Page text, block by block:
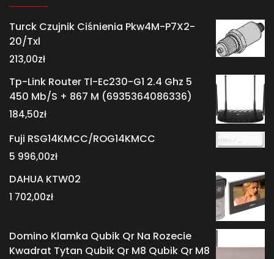
Turck Czujnik Ciśnienia Pkw4M-P7X2-
20/Txl
213,00zł
Tp-Link Router Tl-Ec230-G1 2.4 Ghz 5
450 Mb/S + 867 M (6935364086336)
184,50zł
Fuji RSG14KMCC/ROG14KMCC
5 996,00zł
DAHUA KTW02
1 702,00zł
Domino Klamka Qubik Qr Na Rozecie
Kwadrat Tytan Qubik Qr M8 Qubik Qr M8